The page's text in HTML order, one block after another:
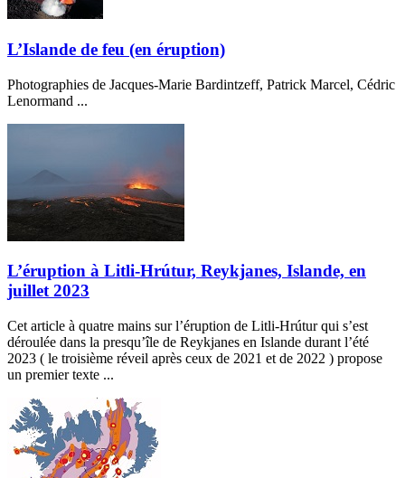
L’Islande de feu (en éruption)
Photographies de Jacques-Marie Bardintzeff, Patrick Marcel, Cédric
Lenormand ...
L’éruption à Litli-Hrútur, Reykjanes, Islande, en
juillet 2023
Cet article à quatre mains sur l’éruption de Litli-Hrútur qui s’est
déroulée dans la presqu’île de Reykjanes en Islande durant l’été
2023 ( le troisième réveil après ceux de 2021 et de 2022 ) propose
un premier texte ...